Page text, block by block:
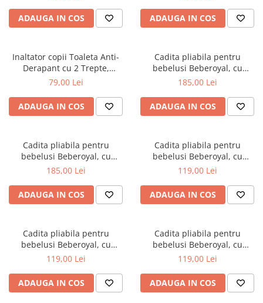
ADAUGA IN COS ADAUGA IN COS
Inaltator copii Toaleta Anti-
Derapant cu 2 Trepte,
Beberoyal, Blue, CD-006-001
79,00 Lei
ADAUGA IN COS
Cadita pliabila pentru
bebelusi Beberoyal, cu
termometru digital si dop de
006
185,00 Lei
ADAUGA IN COS
Cadita pliabila pentru
bebelusi Beberoyal, cu
termometru digital si dop de
005-005
185,00 Lei
ADAUGA IN COS
Cadita pliabila pentru
bebelusi Beberoyal, cu
termometru digital si dop de
003
119,00 Lei
ADAUGA IN COS
Cadita pliabila pentru
bebelusi Beberoyal, cu
termometru digital si dop de
002
119,00 Lei
ADAUGA IN COS
Cadita pliabila pentru
bebelusi Beberoyal, cu
termometru digital si dop de
001
119,00 Lei
ADAUGA IN COS